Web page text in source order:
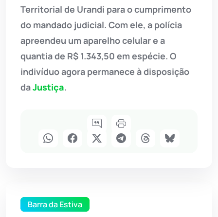
Territorial de Urandi para o cumprimento
do mandado judicial. Com ele, a polícia
apreendeu um aparelho celular e a
quantia de R$ 1.343,50 em espécie. O
indivíduo agora permanece à disposição
daJustiça.
Barra da Estiva